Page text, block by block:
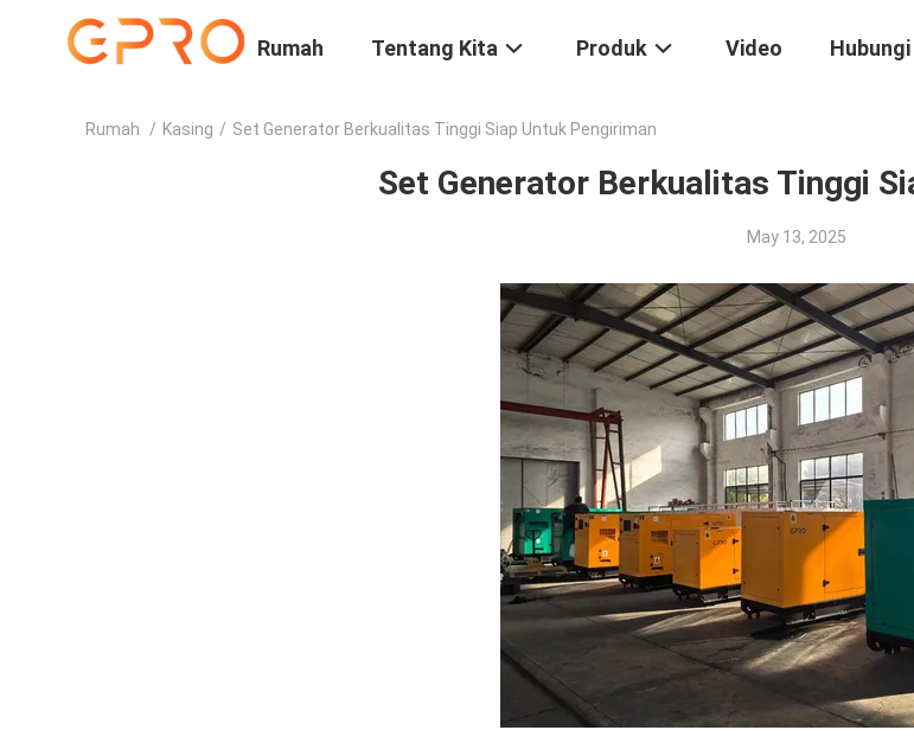
Rumah Tentang Kita Produk Video
Rumah / Kasing / Set Generator Berkualitas Tinggi Siap Untuk Pengiriman
Set Generator Berkualitas Tinggi
May 13, 2025